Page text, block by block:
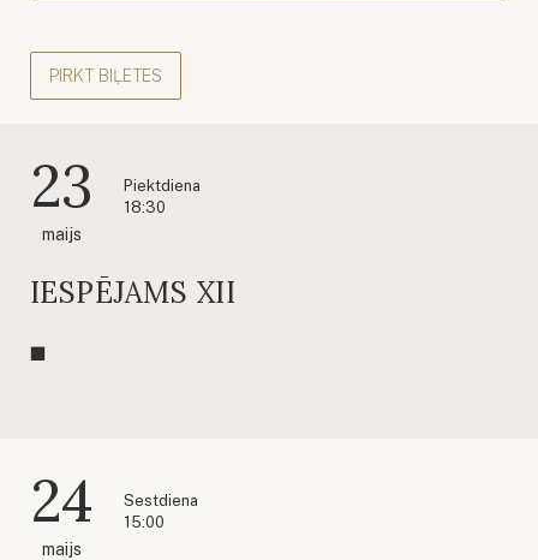
PIRKT BIĻETES
23
maijs
Piektdiena
18:30
IESPĒJAMS XII
24
maijs
Sestdiena
15:00